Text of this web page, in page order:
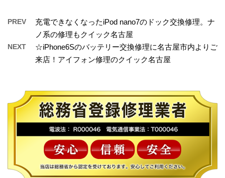
PREV
充電できなくなったiPod nano7のドック交換修理。ナ
ノ系の修理もクイック名古屋
NEXT
☆iPhone6Sのバッテリー交換修理に名古屋市内よりご
来店！アイフォン修理のクイック名古屋